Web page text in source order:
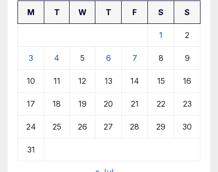
M T W T F S S
1 2
3 4 5 6 7 8 9
10 11 12 13 14 15 16
17 18 19 20 21 22 23
24 25 26 27 28 29 30
31